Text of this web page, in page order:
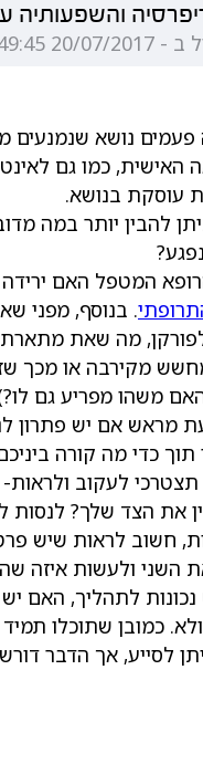
והשפעותיה
10:49:45
פעמים נושא שנמנעים
כמו גם
עוסקת בנושא.
להבין יותר במה
המטפל האם
. בנוסף, מפני
מה שאת מתארת
מקירבה או מכך
משהו מפריע גם
מראש אם יש פתרון
כדי מה קורה
לעקוב ולראות-
את הצד שלך? לנסות
חשוב לראות שיש
השני ולעשות איזה
לתהליך, האם
כמובן שתוכלו
לסייע, אך הדבר